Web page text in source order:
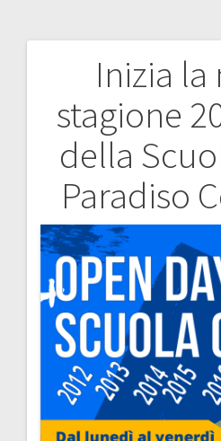
Inizia la
stagione
della
Paradiso
Navigazione
articoli